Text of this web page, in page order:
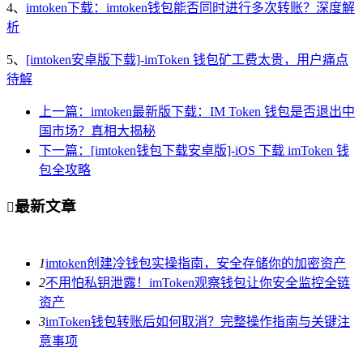
4、 imtoken下载：imtoken钱包能否同时进行多次转账？深度解
析
5、 [imtoken安卓版下载]-imToken 钱包矿工费太贵，用户痛点
待解
上一篇：imtoken最新版下载：IM Token 钱包是否退出中
国市场？真相大揭秘
下一篇：[imtoken钱包下载安卓版]-iOS 下载 imToken 钱
包全攻略
最新文章
1imtoken创建冷钱包实操指南，安全存储你的加密资产
2不用怕私钥泄露！imToken观察钱包让你安全监控全链
资产
3imToken钱包转账后如何取消？完整操作指南与关键注
意事项